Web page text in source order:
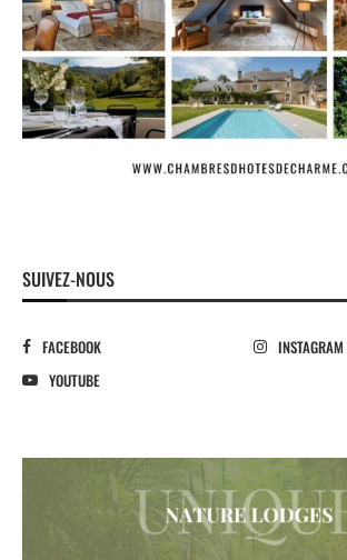
SUIVEZ-NOUS
FACEBOOK
INSTAGRAM
YOUTUBE